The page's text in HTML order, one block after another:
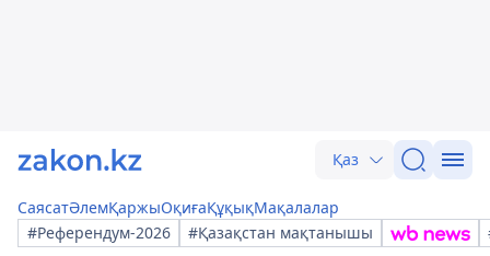
Қаз
СаясатӘлемҚаржыОқиғаҚұқықМақалалар
#Референдум-2026
#Қазақстан мақтанышы